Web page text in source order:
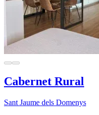
Cabernet Rural
Sant Jaume dels Domenys